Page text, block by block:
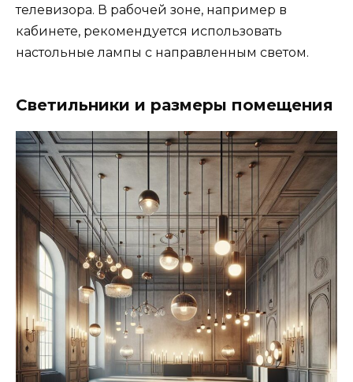
телевизора. В рабочей зоне, например в
кабинете, рекомендуется использовать
настольные лампы с направленным светом.
Светильники и размеры помещения